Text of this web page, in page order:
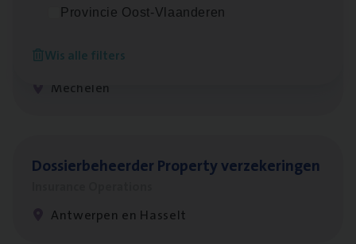
Provincie Oost-Vlaanderen
Wis alle filters
Dos­sier­be­heer­der Onder­ne­min­gen Van­b­
Insurance Operations
Mechelen
Dos­sier­be­heer­der Pro­per­ty verzekeringen
Antwerpen en Hasselt